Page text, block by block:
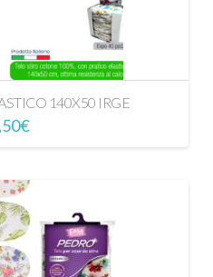
140X50 IRGE
€